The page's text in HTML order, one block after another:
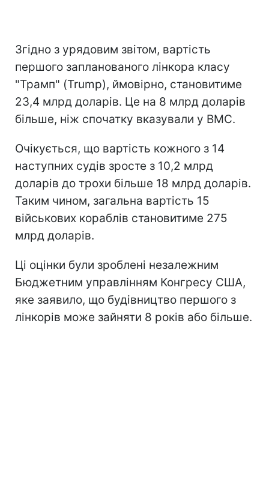
Згідно з урядовим звітом, вартість
першого запланованого лінкора класу
"Трамп" (Trump), ймовірно, становитиме
23,4 млрд доларів. Це на 8 млрд доларів
більше, ніж спочатку вказували у ВМС.
Очікується, що вартість кожного з 14
наступних судів зросте з 10,2 млрд
доларів до трохи більше 18 млрд доларів.
Таким чином, загальна вартість 15
військових кораблів становитиме 275
млрд доларів.
Ці оцінки були зроблені незалежним
Бюджетним управлінням Конгресу США,
яке заявило, що будівництво першого з
лінкорів може зайняти 8 років або більше.